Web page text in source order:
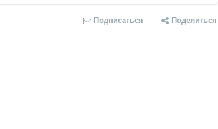
Подписаться Поделиться